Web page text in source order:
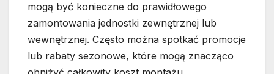
mogą być konieczne do prawidłowego
zamontowania jednostki zewnętrznej lub
wewnętrznej. Często można spotkać promocje
lub rabaty sezonowe, które mogą znacząco